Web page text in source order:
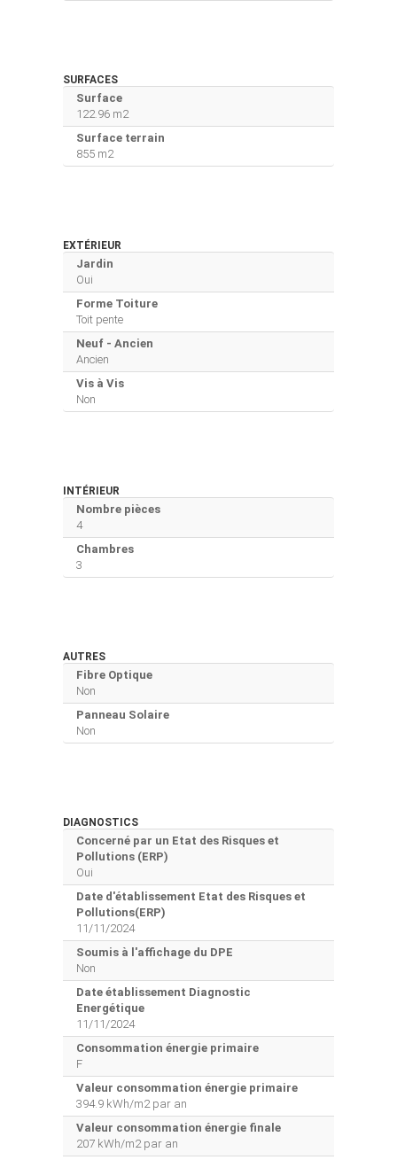
SURFACES
Surface
122.96 m2
Surface terrain
855 m2
EXTÉRIEUR
Jardin
Oui
Forme Toiture
Toit pente
Neuf - Ancien
Ancien
Vis à Vis
Non
INTÉRIEUR
Nombre pièces
4
Chambres
3
AUTRES
Fibre Optique
Non
Panneau Solaire
Non
DIAGNOSTICS
Concerné par un Etat des Risques et
Pollutions (ERP)
Oui
Date d'établissement Etat des Risques et
Pollutions(ERP)
11/11/2024
Soumis à l'affichage du DPE
Non
Date établissement Diagnostic
Energétique
11/11/2024
Consommation énergie primaire
F
Valeur consommation énergie primaire
394.9 kWh/m2 par an
Valeur consommation énergie finale
207 kWh/m2 par an